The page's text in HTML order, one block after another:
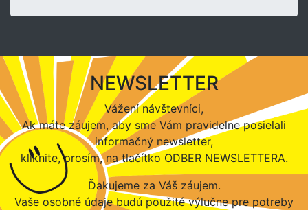
NEWSLETTER
Vážení návštevníci,
Ak máte záujem, aby sme Vám pravidelne posielali
informačný newsletter,
kliknite, prosím, na tlačítko ODBER NEWSLETTERA.
Ďakujeme za Váš záujem.
Vaše osobné údaje budú použité výlučne pre potreby